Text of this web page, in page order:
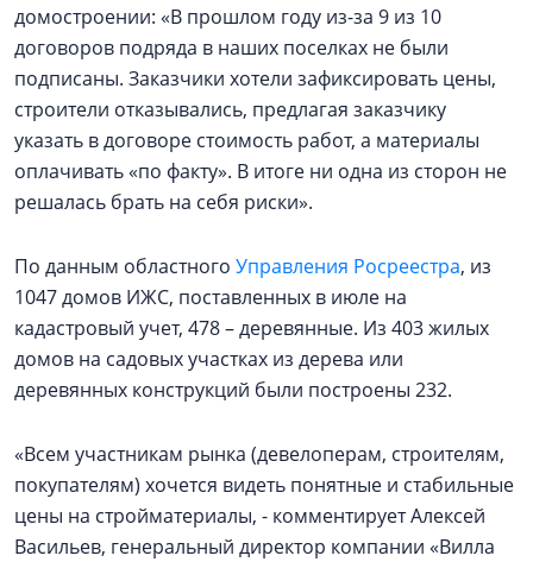
домостроении: «В прошлом году из-за 9 из 10
договоров подряда в наших поселках не были
подписаны. Заказчики хотели зафиксировать цены,
строители отказывались, предлагая заказчику
указать в договоре стоимость работ, а материалы
оплачивать «по факту». В итоге ни одна из сторон не
решалась брать на себя риски».
По данным областного Управления Росреестра, из
1047 домов ИЖС, поставленных в июле на
кадастровый учет, 478 – деревянные. Из 403 жилых
домов на садовых участках из дерева или
деревянных конструкций были построены 232.
«Всем участникам рынка (девелоперам, строителям,
покупателям) хочется видеть понятные и стабильные
цены на стройматериалы, - комментирует Алексей
Васильев, генеральный директор компании «Вилла